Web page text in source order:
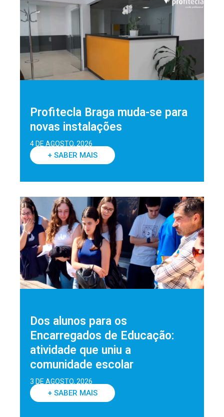
Profitecla Braga muda-se para
novas instalações
4 DE AGOSTO, 2026
+ SABER MAIS
Dos alunos para os
Encarregados de Educação:
atividade que uniu a
comunidade escolar
3 DE AGOSTO, 2026
+ SABER MAIS